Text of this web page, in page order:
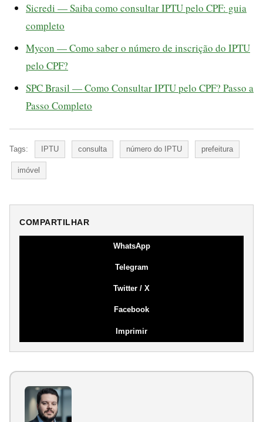
Sicredi — Saiba como consultar IPTU pelo CPF: guia
completo
Mycon — Como saber o número de inscrição do IPTU
pelo CPF?
SPC Brasil — Como Consultar IPTU pelo CPF? Passo a
Passo Completo
Tags: IPTU consulta número do IPTU prefeitura
imóvel
COMPARTILHAR
WhatsApp
Telegram
Twitter / X
Facebook
Imprimir